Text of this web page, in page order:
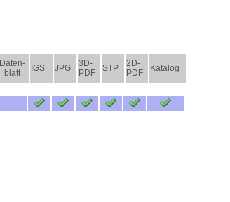
Daten-
blatt
IGS JPG
3D-
PDF
STP
2D-
PDF
Katalog